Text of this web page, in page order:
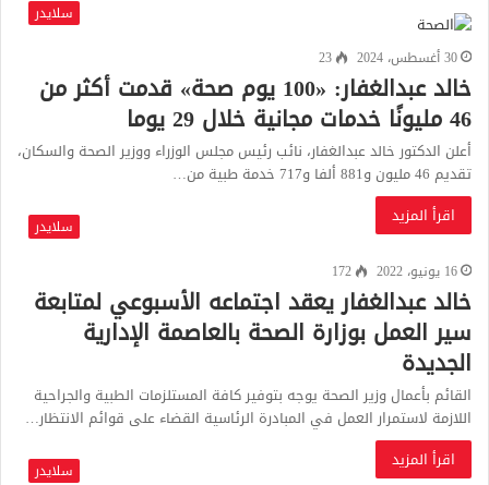
سلايدر
30 أغسطس، 2024
23
خالد عبدالغفار: «100 يوم صحة» قدمت أكثر من
46 مليونًا خدمات مجانية خلال 29 يوما
أعلن الدكتور خالد عبدالغفار، نائب رئيس مجلس الوزراء ووزير الصحة والسكان،
تقديم 46 مليون و881 ألفا و717 خدمة طبية من…
اقرأ المزيد
سلايدر
16 يونيو، 2022
172
خالد عبدالغفار يعقد اجتماعه الأسبوعي لمتابعة
سير العمل بوزارة الصحة بالعاصمة الإدارية
الجديدة
القائم بأعمال وزير الصحة يوجه بتوفير كافة المستلزمات الطبية والجراحية
اللازمة لاستمرار العمل في المبادرة الرئاسية القضاء على قوائم الانتظار…
اقرأ المزيد
سلايدر